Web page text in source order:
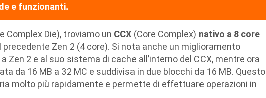
e funzionanti.
Complex Die), troviamo un CCX (Core Complex) nativo a 8 core
Zen 2 (4 core). Si nota anche un miglioramento
Zen 2 e al suo sistema di cache all’interno del CCX, mentre ora
da 16 MB a 32 MC e suddivisa in due blocchi da 16 MB. Questo
molto più rapidamente e permette di effettuare operazioni in